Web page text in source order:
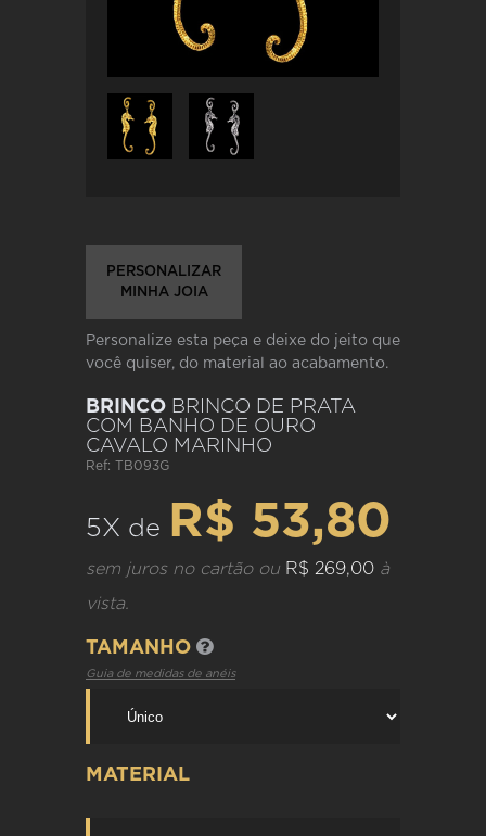
PERSONALIZAR
MINHA JOIA
Personalize esta peça e deixe do jeito que
você quiser, do material ao acabamento.
BRINCO BRINCO DE PRATA
COM BANHO DE OURO
CAVALO MARINHO
Ref: TB093G
5X de R$ 53,80
sem juros no cartão ou R$ 269,00 à
vista.
TAMANHO
Guia de medidas de anéis
MATERIAL